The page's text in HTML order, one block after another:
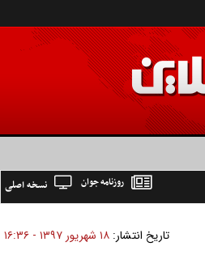
نسخه اصلی روزنامه جوان
تاریخ انتشار: ۱۸ شهريور ۱۳۹۷ - ۱۶:۳۶